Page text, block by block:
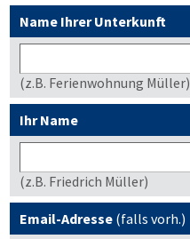
Name Ihrer Unterkunft
(z.B. Ferienwohnung Müller)
Ihr Name
(z.B. Friedrich Müller)
Email-Adresse (falls vorh.)